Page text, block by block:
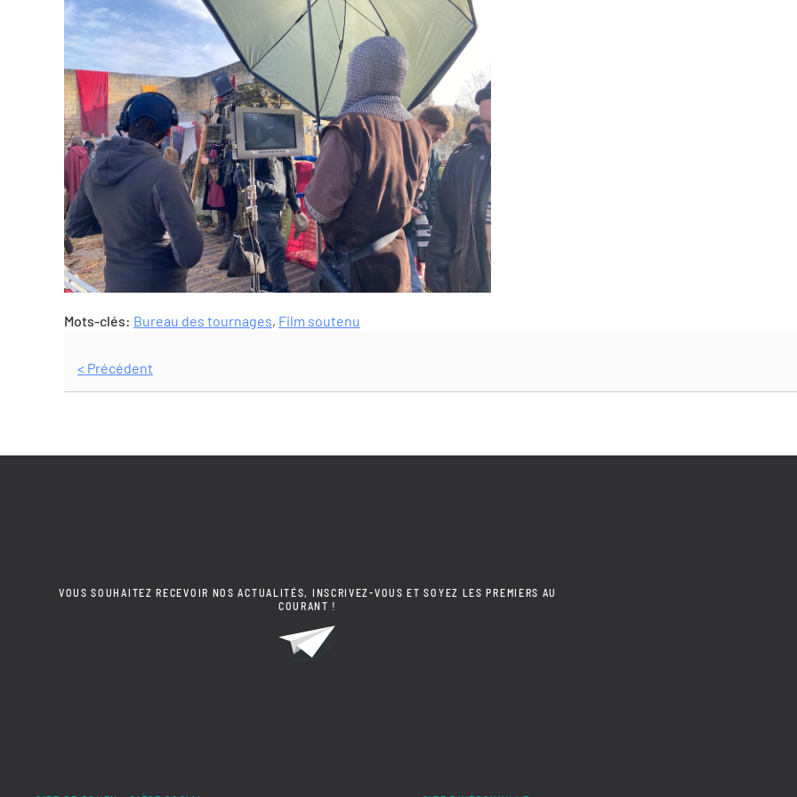
Mots-clés: Bureau des tournages, Film soutenu
< Précédent
VOUS SOUHAITEZ RECEVOIR NOS ACTUALITÉS, INSCRIVEZ-VOUS ET SOYEZ LES PREMIERS AU
COURANT !